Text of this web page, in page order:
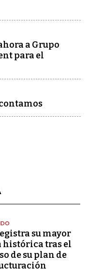
a Grupo
para el
su mayor
histórica tras el
de su plan de